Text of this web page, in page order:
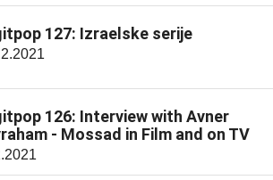
127: Izraelske serije
126: Interview with Avner
- Mossad in Film and on TV